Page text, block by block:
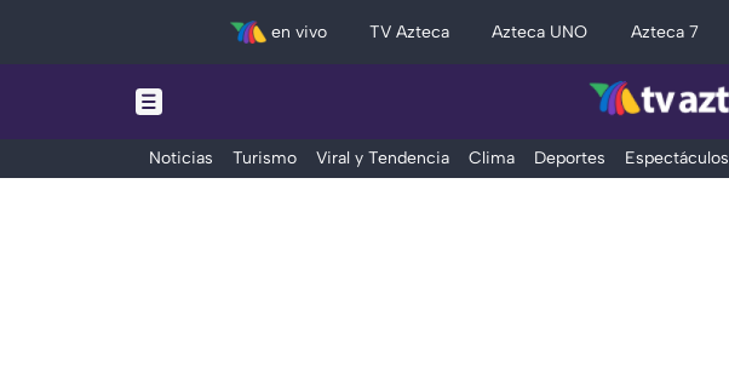
en vivo TV Azteca Azteca UNO Azteca 7
Noticias Turismo Viral y Tendencia Clima Deportes Espectáculos